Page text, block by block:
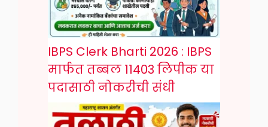
IBPS Clerk Bharti 2026 : IBPS
मार्फत तब्बल 11403 लिपीक या
पदासाठी नोकरीची संधी